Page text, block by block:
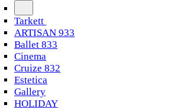
Tarkett
ARTISAN 933
Ballet 833
Cinema
Cruize 832
Estetica
Gallery
HOLIDAY